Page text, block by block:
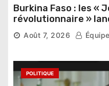
Burkina Faso : les «
révolutionnaire »
Thomas Sankara
Août 7, 2026
POLITIQUE